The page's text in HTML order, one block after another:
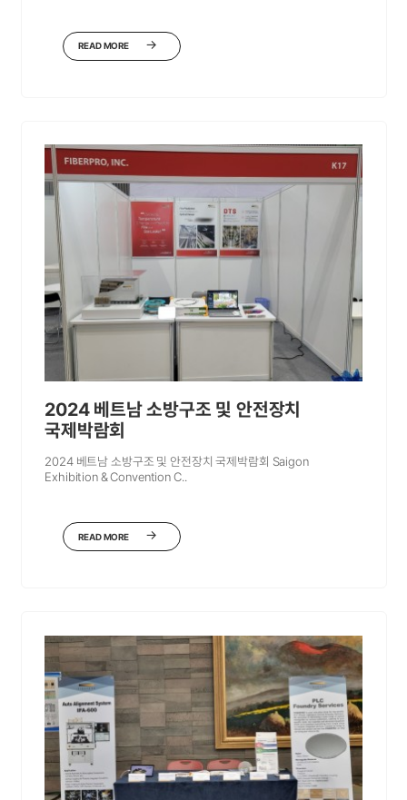
READ MORE
2024 베트남 소방구조 및 안전장치
국제박람회
2024 베트남 소방구조 및 안전장치 국제박람회 Saigon
Exhibition & Convention C..
READ MORE